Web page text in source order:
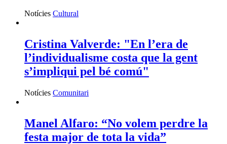
Notícies Cultural
Cristina Valverde: "En l’era de
l’individualisme costa que la gent
s’impliqui pel bé comú"
Notícies Comunitari
Manel Alfaro: “No volem perdre la
festa major de tota la vida”